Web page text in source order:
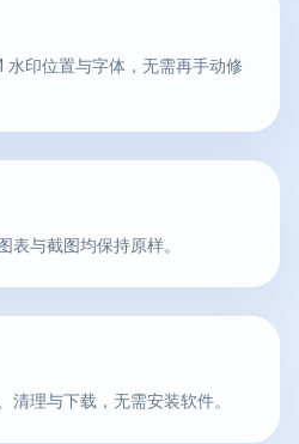
印位置与字体，无需再手动修
表与截图均保持原样。
清理与下载，无需安装软件。